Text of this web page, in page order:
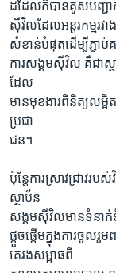
ដដែលក៏បានគូសបញ្ជាក់
ស៊ីវិលដែលអន្តរកម្មរវ
សំខាន់បំផុតដើម្បីភ្ជាប់
ការសង្គមស៊ីវិល គឺជាស្ថ
ដែល
មានមុខងារពិនិត្យលម្
ប្រជា
ជន។
ប៉ុន្តែការស្រាវជ្រាវរ
ស្ថាប័ន
សង្គមស៊ីវិលមានទំនាក់
ផ្តួចផ្តើមក្នុងការចូល
គេរងសម្ពាធពី